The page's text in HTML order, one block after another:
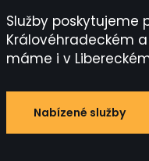
Služby poskytujeme
Královéhradeckém
máme i v
Nabízené služby